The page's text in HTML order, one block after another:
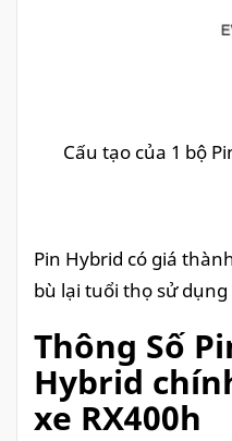
Cấu tạo của 1 bộ
Pin Hybrid có giá
bù lại tuổi thọ sử
Thông Số
Hybrid
xe RX400h